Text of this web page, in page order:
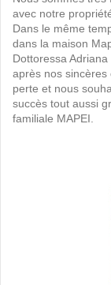
avec notre
Dans le même
dans la maison
Dottoressa
après nos sincères
perte et nous
succès tout aussi
familiale MAPEI.